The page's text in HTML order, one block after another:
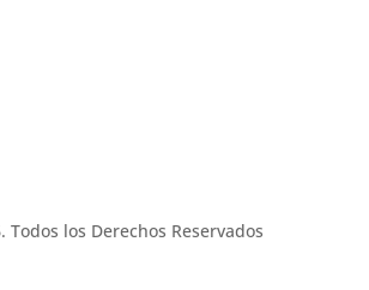
Todos los Derechos Reservados